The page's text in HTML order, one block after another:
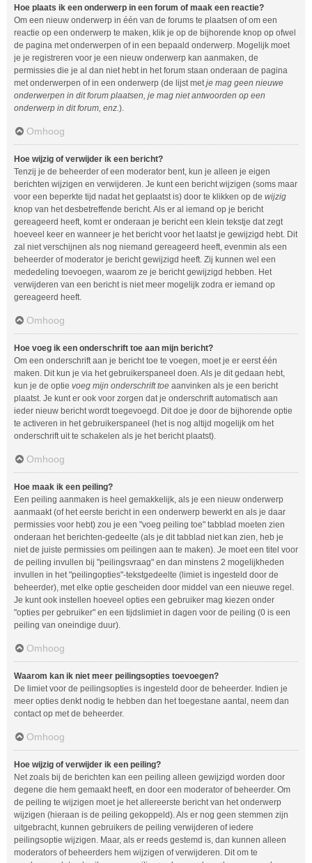
Hoe plaats ik een onderwerp in een forum of maak een reactie?
Om een nieuw onderwerp in één van de forums te plaatsen of om een
reactie op een onderwerp te maken, klik je op de bijhorende knop op ofwel
de pagina met onderwerpen of in een bepaald onderwerp. Mogelijk moet
je je registreren voor je een nieuw onderwerp kan aanmaken, de
permissies die je al dan niet hebt in het forum staan onderaan de pagina
met onderwerpen of in een onderwerp (de lijst metje mag geen nieuwe
onderwerpen in dit forum plaatsen, je mag niet antwoorden op een
onderwerp in dit forum, enz.).
Omhoog
Hoe wijzig of verwijder ik een bericht?
Tenzij je de beheerder of een moderator bent, kun je alleen je eigen
berichten wijzigen en verwijderen. Je kunt een bericht wijzigen (soms maar
voor een beperkte tijd nadat het geplaatst is) door te klikken op de wijzig
knop van het desbetreffende bericht. Als er al iemand op je bericht
gereageerd heeft, komt er onderaan je bericht een klein tekstje dat zegt
hoeveel keer en wanneer je het bericht voor het laatst je gewijzigd hebt. Dit
zal niet verschijnen als nog niemand gereageerd heeft, evenmin als een
beheerder of moderator je bericht gewijzigd heeft. Zij kunnen wel een
mededeling toevoegen, waarom ze je bericht gewijzigd hebben. Het
verwijderen van een bericht is niet meer mogelijk zodra er iemand op
gereageerd heeft.
Omhoog
Hoe voeg ik een onderschrift toe aan mijn bericht?
Om een onderschrift aan je bericht toe te voegen, moet je er eerst één
maken. Dit kun je via het gebruikerspaneel doen. Als je dit gedaan hebt,
kun je de optie voeg mijn onderschrift toe aanvinken als je een bericht
plaatst. Je kunt er ook voor zorgen dat je onderschrift automatisch aan
ieder nieuw bericht wordt toegevoegd. Dit doe je door de bijhorende optie
te activeren in het gebruikerspaneel (het is nog altijd mogelijk om het
onderschrift uit te schakelen als je het bericht plaatst).
Omhoog
Hoe maak ik een peiling?
Een peiling aanmaken is heel gemakkelijk, als je een nieuw onderwerp
aanmaakt (of het eerste bericht in een onderwerp bewerkt en als je daar
permissies voor hebt) zou je een "voeg peiling toe" tabblad moeten zien
onderaan het berichten-gedeelte (als je dit tabblad niet kan zien, heb je
niet de juiste permissies om peilingen aan te maken). Je moet een titel voor
de peiling invullen bij "peilingsvraag" en dan minstens 2 mogelijkheden
invullen in het "peilingopties"-tekstgedeelte (limiet is ingesteld door de
beheerder), met elke optie gescheiden door middel van een nieuwe regel.
Je kunt ook instellen hoeveel opties een gebruiker mag kiezen onder
"opties per gebruiker" en een tijdslimiet in dagen voor de peiling (0 is een
peiling van oneindige duur).
Omhoog
Waarom kan ik niet meer peilingsopties toevoegen?
De limiet voor de peilingsopties is ingesteld door de beheerder. Indien je
meer opties denkt nodig te hebben dan het toegestane aantal, neem dan
contact op met de beheerder.
Omhoog
Hoe wijzig of verwijder ik een peiling?
Net zoals bij de berichten kan een peiling alleen gewijzigd worden door
degene die hem gemaakt heeft, en door een moderator of beheerder. Om
de peiling te wijzigen moet je het allereerste bericht van het onderwerp
wijzigen (hieraan is de peiling gekoppeld). Als er nog geen stemmen zijn
uitgebracht, kunnen gebruikers de peiling verwijderen of iedere
peilingsoptie wijzigen. Maar, als er reeds gestemd is, dan kunnen alleen
moderators of beheerders hem wijzigen of verwijderen. Dit om te